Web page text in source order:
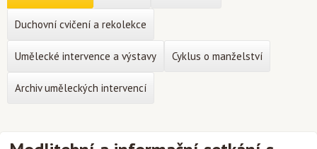
Duchovní cvičení a rekolekce
Umělecké intervence a výstavy Cyklus o manželství
Archiv uměleckých intervencí